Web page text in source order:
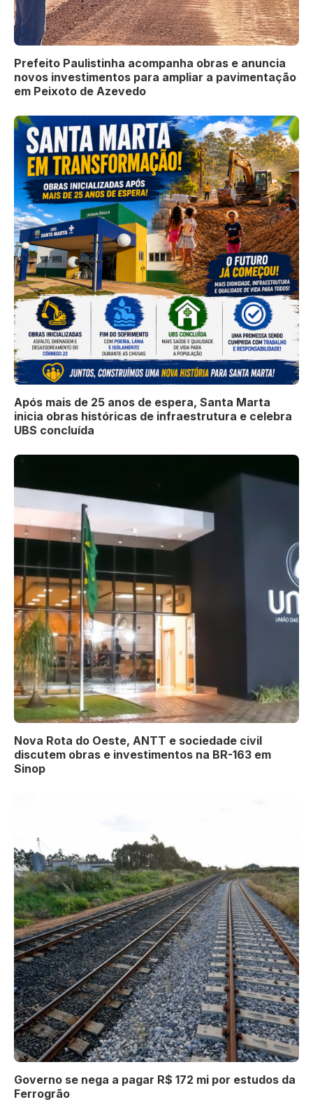
Prefeito Paulistinha acompanha obras e anuncia
novos investimentos para ampliar a pavimentação
em Peixoto de Azevedo
Após mais de 25 anos de espera, Santa Marta
inicia obras históricas de infraestrutura e celebra
UBS concluída
Nova Rota do Oeste, ANTT e sociedade civil
discutem obras e investimentos na BR-163 em
Sinop
Governo se nega a pagar R$ 172 mi por estudos da
Ferrogrão